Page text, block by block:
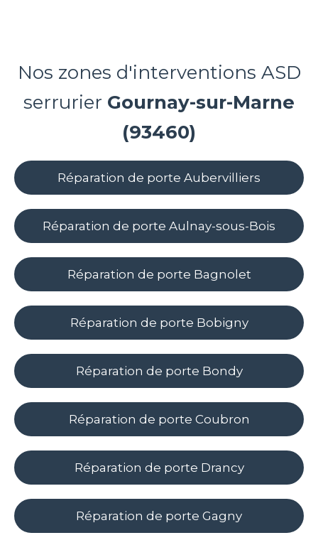
Nos zones d'interventions ASD
serrurier Gournay-sur-Marne
(93460)
Réparation de porte Aubervilliers
Réparation de porte Aulnay-sous-Bois
Réparation de porte Bagnolet
Réparation de porte Bobigny
Réparation de porte Bondy
Réparation de porte Coubron
Réparation de porte Drancy
Réparation de porte Gagny